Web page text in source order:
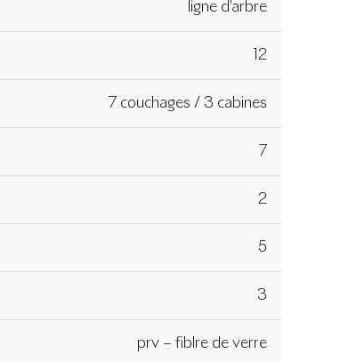
ligne d’arbre
12
7 couchages / 3 cabines
7
2
5
3
prv – fiblre de verre